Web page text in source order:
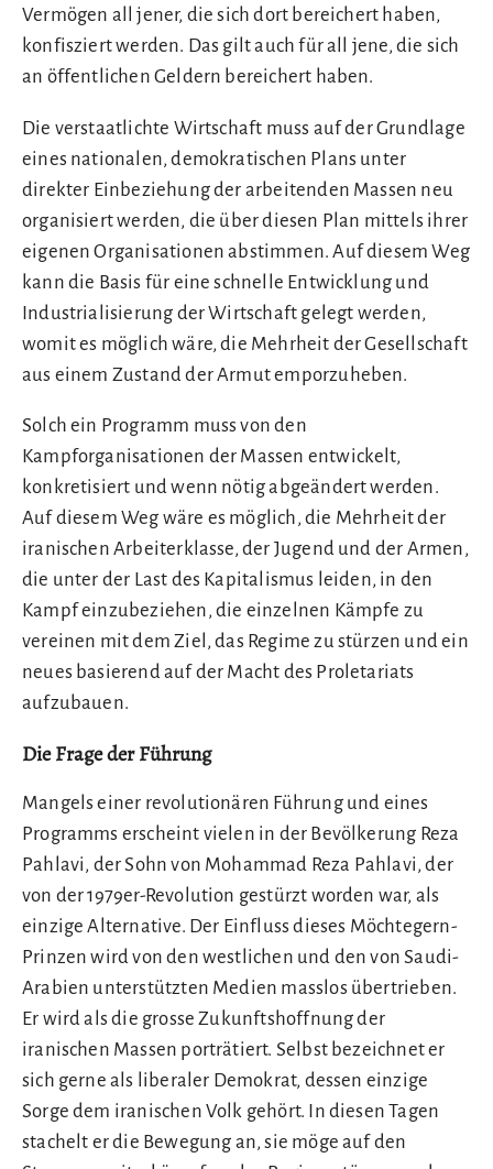
Vermögen all jener, die sich dort bereichert haben,
konfisziert werden. Das gilt auch für all jene, die sich
an öffentlichen Geldern bereichert haben.
Die verstaatlichte Wirtschaft muss auf der Grundlage
eines nationalen, demokratischen Plans unter
direkter Einbeziehung der arbeitenden Massen neu
organisiert werden, die über diesen Plan mittels ihrer
eigenen Organisationen abstimmen. Auf diesem Weg
kann die Basis für eine schnelle Entwicklung und
Industrialisierung der Wirtschaft gelegt werden,
womit es möglich wäre, die Mehrheit der Gesellschaft
aus einem Zustand der Armut emporzuheben.
Solch ein Programm muss von den
Kampforganisationen der Massen entwickelt,
konkretisiert und wenn nötig abgeändert werden.
Auf diesem Weg wäre es möglich, die Mehrheit der
iranischen Arbeiterklasse, der Jugend und der Armen,
die unter der Last des Kapitalismus leiden, in den
Kampf einzubeziehen, die einzelnen Kämpfe zu
vereinen mit dem Ziel, das Regime zu stürzen und ein
neues basierend auf der Macht des Proletariats
aufzubauen.
Die Frage der Führung
Mangels einer revolutionären Führung und eines
Programms erscheint vielen in der Bevölkerung Reza
Pahlavi, der Sohn von Mohammad Reza Pahlavi, der
von der 1979er-Revolution gestürzt worden war, als
einzige Alternative. Der Einfluss dieses Möchtegern-
Prinzen wird von den westlichen und den von Saudi-
Arabien unterstützten Medien masslos übertrieben.
Er wird als die grosse Zukunftshoffnung der
iranischen Massen porträtiert. Selbst bezeichnet er
sich gerne als liberaler Demokrat, dessen einzige
Sorge dem iranischen Volk gehört. In diesen Tagen
stachelt er die Bewegung an, sie möge auf den